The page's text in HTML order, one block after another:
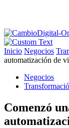
Inicio Negocios
automatización de
Negocios
Comenzó